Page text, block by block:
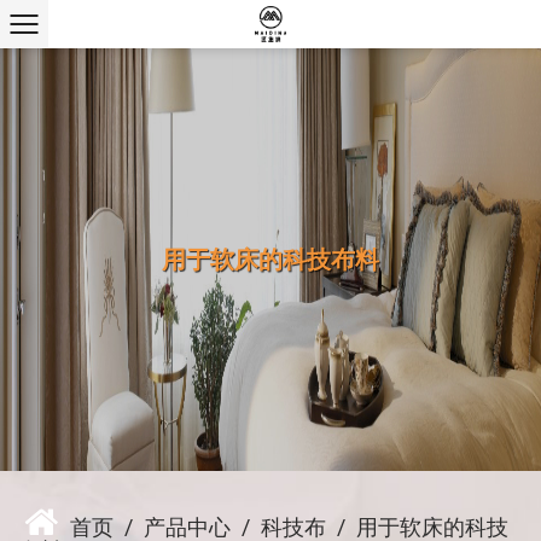
用于软床的科技布料
首页 / 产品中心 / 科技布 / 用于软床的科技